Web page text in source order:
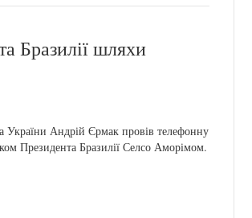
Бразилії шляхи
України Андрій Єрмак провів телефонну
Президента Бразилії Селсо Аморімом.